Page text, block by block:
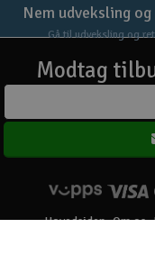
Nem udveksling
Gå til udveksling og
Modtag
Hovedsiden Om os